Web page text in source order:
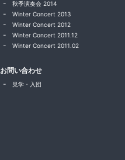
秋季演奏会 2014
Winter Concert 2013
Winter Concert 2012
Winter Concert 2011.12
Winter Concert 2011.02
お問い合わせ
見学・入団